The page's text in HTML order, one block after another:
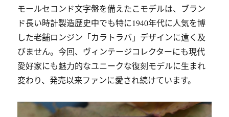
モールセコンド文字盤を備えたこモデルは、ブラン
ド長い時計製造歴史中でも特に1940年代に人気を博
した老舗ロンジン「カラトラバ」デザインに遠く及
びません。今回、ヴィンテージコレクターにも現代
愛好家にも魅力的なユニークな復刻モデルに生まれ
変わり、発売以来ファンに愛され続けています。